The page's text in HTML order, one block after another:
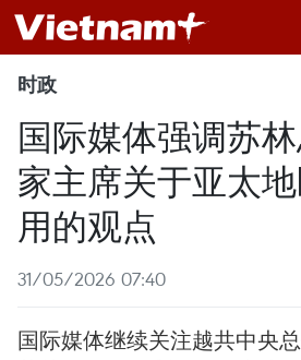
时政
国际媒体强调苏
家主席关于亚太
用的观点
31/05/2026 07:40
国际媒体继续关注越共中央